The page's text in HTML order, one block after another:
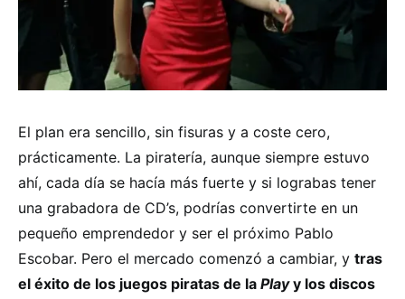
El plan era sencillo, sin fisuras y a coste cero,
prácticamente. La piratería, aunque siempre estuvo
ahí, cada día se hacía más fuerte y si lograbas tener
una grabadora de CD’s, podrías convertirte en un
pequeño emprendedor y ser el próximo Pablo
Escobar. Pero el mercado comenzó a cambiar, y tras
el éxito de los juegos piratas de la Playy los discos